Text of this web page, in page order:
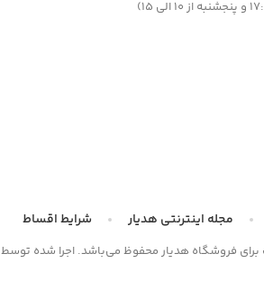
مجله اینترنتی هدیار شرایط اقساط
فروشگاه هدیار محفوظ می‌باشد. اجرا شده توسط